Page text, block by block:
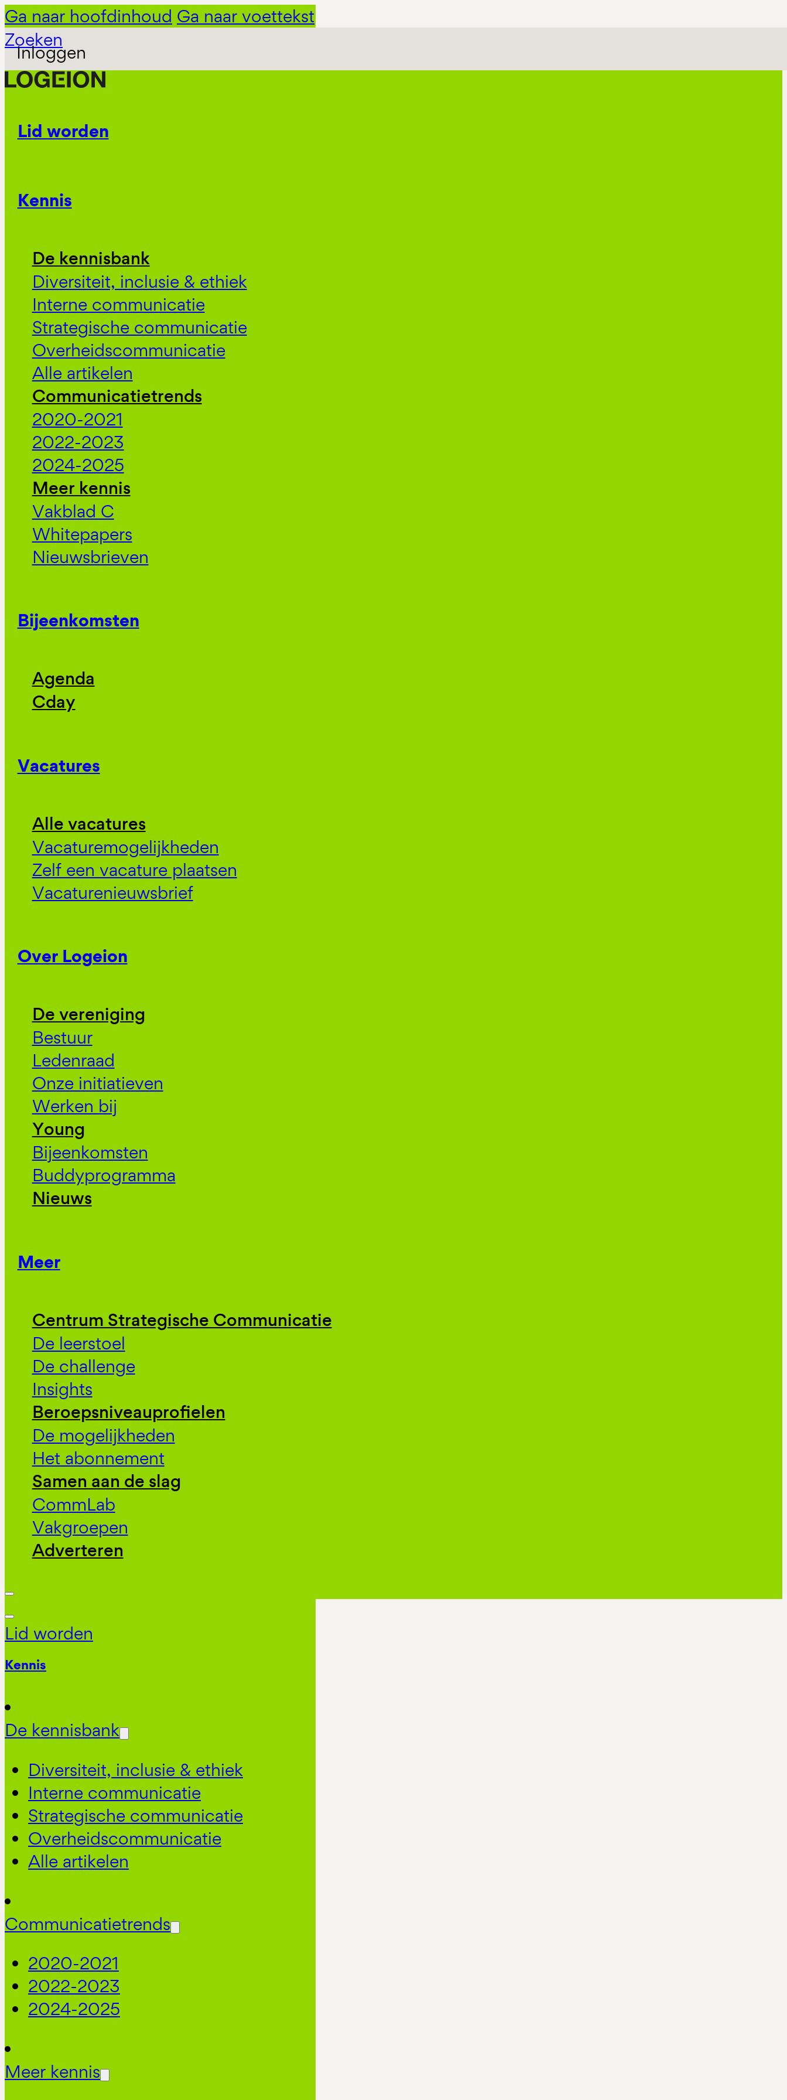
Ga naar hoofdinhoud Ga naar voettekst
Zoeken
Inloggen
Lid worden
Kennis
De kennisbank
Diversiteit, inclusie & ethiek
Interne communicatie
Strategische communicatie
Overheidscommunicatie
Alle artikelen
Communicatietrends
2020-2021
2022-2023
2024-2025
Meer kennis
Vakblad C
Whitepapers
Nieuwsbrieven
Bijeenkomsten
Agenda
Cday
Vacatures
Alle vacatures
Vacaturemogelijkheden
Zelf een vacature plaatsen
Vacaturenieuwsbrief
Over Logeion
De vereniging
Bestuur
Ledenraad
Onze initiatieven
Werken bij
Young
Bijeenkomsten
Buddyprogramma
Nieuws
Meer
Centrum Strategische Communicatie
De leerstoel
De challenge
Insights
Beroepsniveauprofielen
De mogelijkheden
Het abonnement
Samen aan de slag
CommLab
Vakgroepen
Adverteren
Lid worden
Kennis
De kennisbank
Diversiteit, inclusie & ethiek
Interne communicatie
Strategische communicatie
Overheidscommunicatie
Alle artikelen
Communicatietrends
2020-2021
2022-2023
2024-2025
Meer kennis